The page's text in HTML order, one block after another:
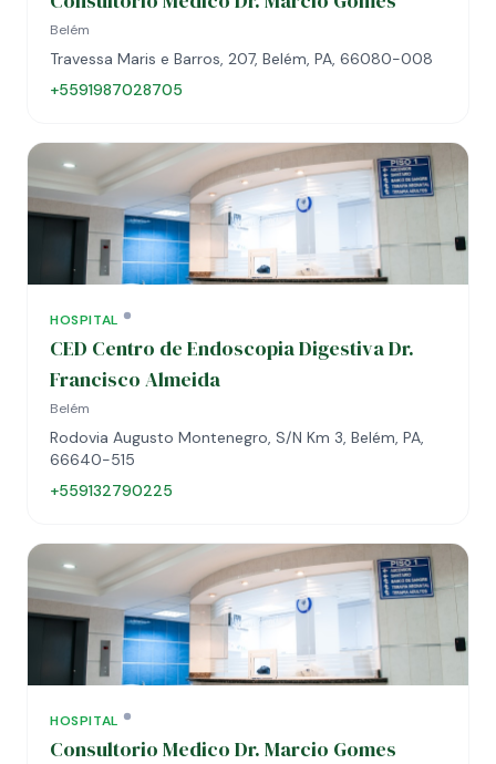
Belém
Travessa Maris e Barros, 207, Belém, PA, 66080-008
+5591987028705
HOSPITAL
CED Centro de Endoscopia Digestiva Dr.
Francisco Almeida
Belém
Rodovia Augusto Montenegro, S/N Km 3, Belém, PA,
66640-515
+559132790225
HOSPITAL
Consultorio Medico Dr. Marcio Gomes